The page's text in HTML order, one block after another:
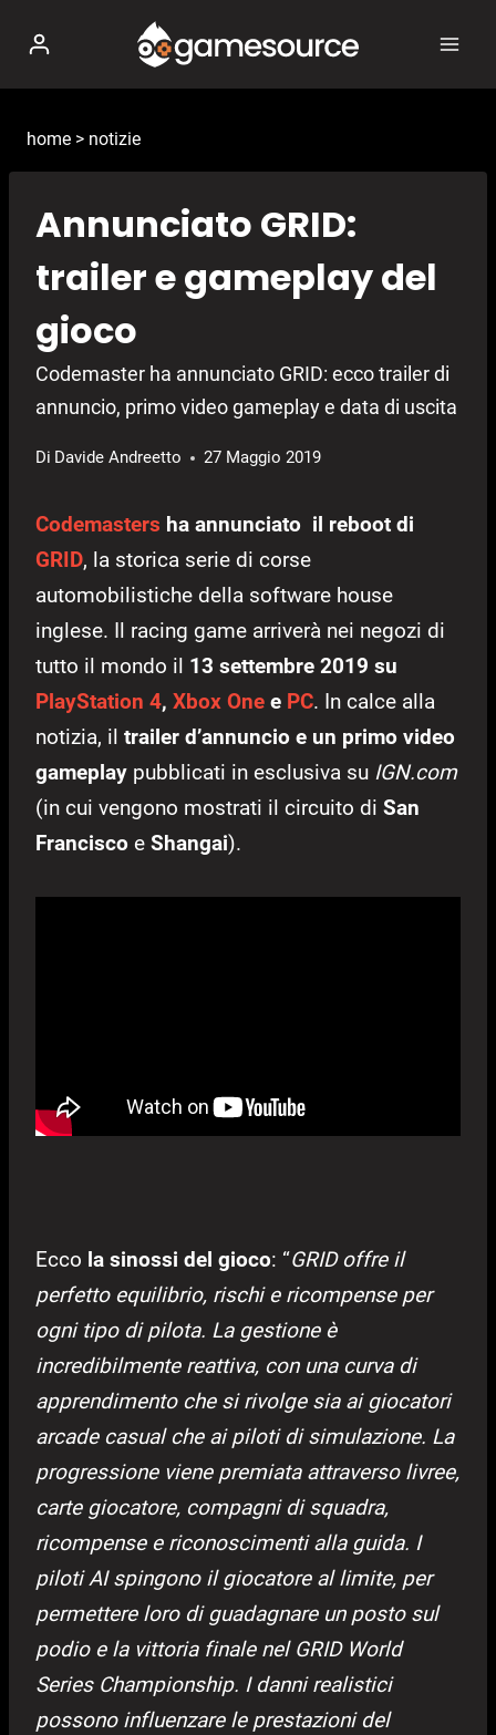
contenuto
home > notizie
Annunciato GRID:
trailer e gameplay del
gioco
Codemaster ha annunciato GRID: ecco trailer di
annuncio, primo video gameplay e data di uscita
Di Davide Andreetto 27 Maggio 2019
Codemasters ha annunciato il reboot di
GRID, la storica serie di corse
automobilistiche della software house
inglese. Il racing game arriverà nei negozi di
tutto il mondo il 13 settembre 2019 su
PlayStation 4, Xbox One e PC. In calce alla
notizia, il trailer d’annuncio e un primo video
gameplay pubblicati in esclusiva su IGN.com
(in cui vengono mostrati il circuito di San
Francisco e Shangai).
Ecco la sinossi del gioco: “GRID offre il
perfetto equilibrio, rischi e ricompense per
ogni tipo di pilota. La gestione è
incredibilmente reattiva, con una curva di
apprendimento che si rivolge sia ai giocatori
arcade casual che ai piloti di simulazione. La
progressione viene premiata attraverso livree,
carte giocatore, compagni di squadra,
ricompense e riconoscimenti alla guida. I
piloti AI spingono il giocatore al limite, per
permettere loro di guadagnare un posto sul
podio e la vittoria finale nel GRID World
Series Championship. I danni realistici
possono influenzare le prestazioni del